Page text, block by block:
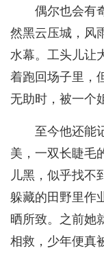
偶尔也会有
然黑云压城，风
水幕。工头儿让
着跑回场子里，
无助时，被一个
至今他还能
美，一双长睫毛
儿黑，似乎找不
躲藏的田野里作
晒所致。之前她
相救，少年便真